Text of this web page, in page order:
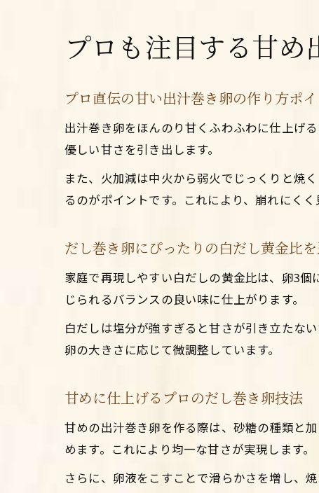
プロも注目する甘め
プロ直伝の甘い出汁巻き卵の作り方ポイ
出汁巻き卵をほんのり甘くふわふわに仕上げ
優しい甘さを引き出します。
また、火加減は中火から弱火でじっくりと焼
るのがポイントです。これにより、崩れにく
だし巻き卵にぴったりの白だし黄金比
家庭で再現しやすい白だしの黄金比は、卵3
じられるバランスの良い味に仕上がります。
白だしは塩分が強すぎると甘さが引き立たな
卵の大きさに応じて微調整しています。
甘めに仕上げるプロのだし巻き卵技法
甘めの出汁巻き卵を作る際は、砂糖の種類と
めます。これにより均一な甘さが実現します。
さらに、卵液をこすことで滑らかさを増し、